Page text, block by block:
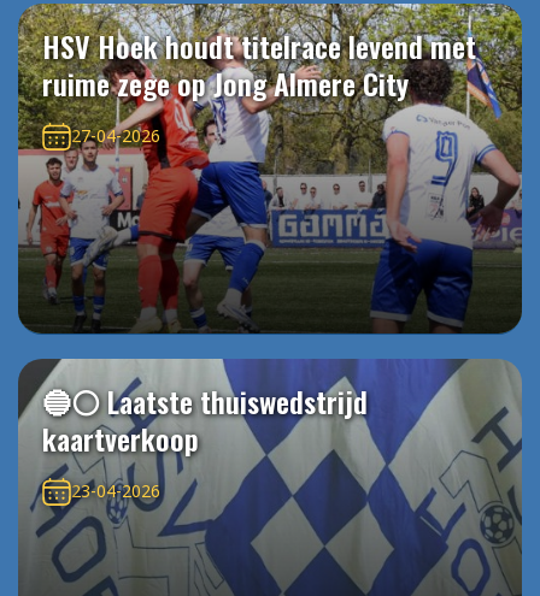
HSV Hoek houdt titelrace levend met
ruime zege op Jong Almere City
27-04-2026
🔵⚪️ Laatste thuiswedstrijd
kaartverkoop
23-04-2026